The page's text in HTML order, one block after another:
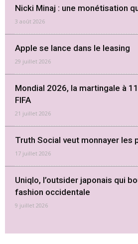
Nicki Minaj : une monétisation
3 août 2026
Apple se lance dans le leasing
29 juillet 2026
Mondial 2026, la martingale à
FIFA
21 juillet 2026
Truth Social veut monnayer les
17 juillet 2026
Uniqlo, l’outsider japonais qui
fashion occidentale
9 juillet 2026